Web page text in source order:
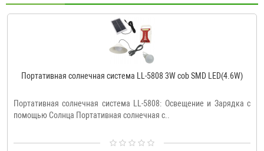
Портативная солнечная система LL-5808 3W cob SMD LED(4.6W)
Портативная солнечная система LL-5808: Освещение и Зарядка с
помощью Солнца Портативная солнечная с..